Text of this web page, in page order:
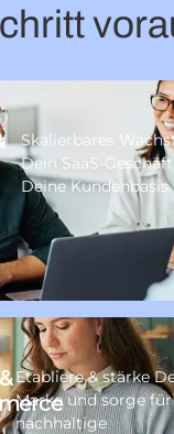
Skalierbares
Dein SaaS-
Deine Kundenbasis
Etabliere & stärke
Marke und sorge für
nachhaltige